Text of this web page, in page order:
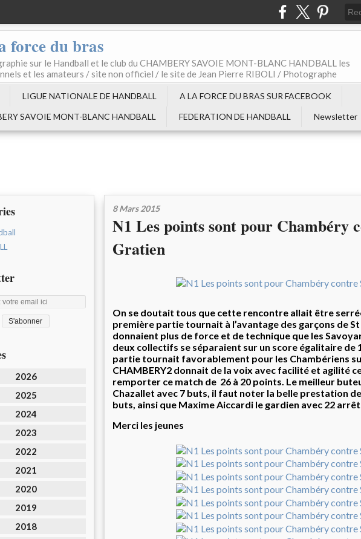
force du bras
sur le Handball et le club du CHAMBERY SAVOIE MONT-BLANC HANDBALL les
et les amateurs / site non officiel / le site de Jean Pierre RIBOLI / Photographe
LIGUE NATIONALE DE HANDBALL
A LA FORCE DU BRAS SUR FACEBOOK
SAVOIE MONT-BLANC HANDBALL
FEDERATION DE HANDBALL Newsletter
2026
2025
2024
2023
2022
2021
2020
2019
2018
8 Mars 2015
N1 Les points sont pour Chambéry
Gratien
On se doutait tous que cette rencontre allait être
première partie tournait à l’avantage des garçons de
donnaient plus de force et de technique que les
deux collectifs se séparaient sur un score égalitaire de
partie tournait favorablement pour les Chambériens
CHAMBERY2 donnait de la voix avec facilité et agilité
remporter ce match de 26 à 20 points. Le meilleur
Chazallet avec 7 buts, il faut noter la belle prestation
buts, ainsi que Maxime Aiccardi le gardien avec 22
Merci les jeunes